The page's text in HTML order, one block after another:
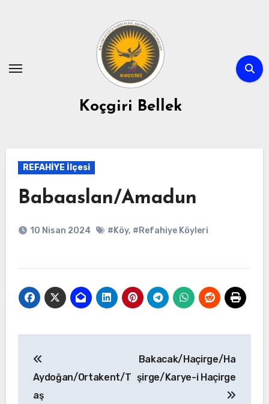
Koçgiri Bellek
REFAHİYE İlçesi
Babaaslan/Amadun
10 Nisan 2024 #Köy, #Refahiye Köyleri
gezinmesi
Aydoğan/Ortakent/T
aş
Bakacak/Haçirge/Ha
şirge/Karye-i Haçirge